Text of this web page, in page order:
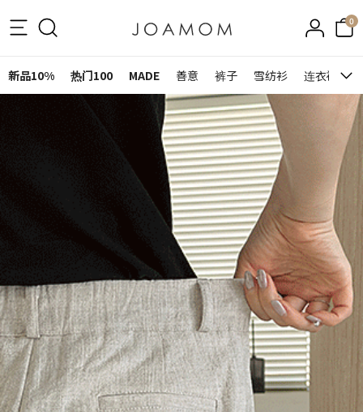
0
新品10% 热门100 MADE 善意 裤子 雪纺衫 连衣裙&裙